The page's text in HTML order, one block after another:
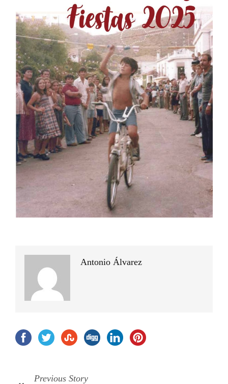
Antonio Álvarez
Previous Story